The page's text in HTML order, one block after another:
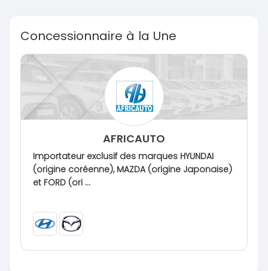
Concessionnaire à la Une
AFRICAUTO
Importateur exclusif des marques HYUNDAI
(origine coréenne), MAZDA (origine Japonaise)
et FORD (ori ...